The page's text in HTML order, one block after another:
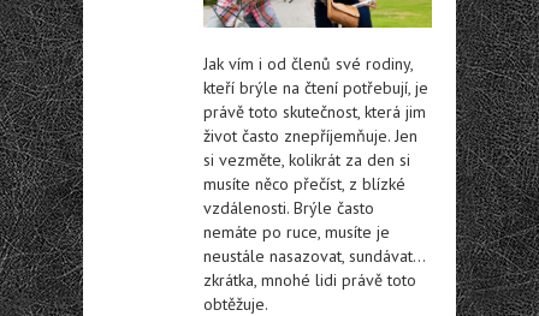
Jak vím i od členů své rodiny,
kteří brýle na čtení potřebují, je
právě toto skutečnost, která jim
život často znepříjemňuje. Jen
si vezměte, kolikrát za den si
musíte něco přečíst, z blízké
vzdálenosti. Brýle často
nemáte po ruce, musíte je
neustále nasazovat, sundávat…
zkrátka, mnohé lidi právě toto
obtěžuje.